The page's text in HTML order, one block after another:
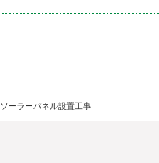
ソーラーパネル設置工事